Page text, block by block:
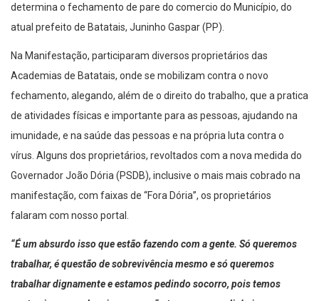
determina o fechamento de pare do comercio do Município, do
atual prefeito de Batatais, Juninho Gaspar (PP).
Na Manifestação, participaram diversos proprietários das
Academias de Batatais, onde se mobilizam contra o novo
fechamento, alegando, além de o direito do trabalho, que a pratica
de atividades físicas e importante para as pessoas, ajudando na
imunidade, e na saúde das pessoas e na própria luta contra o
vírus. Alguns dos proprietários, revoltados com a nova medida do
Governador João Dória (PSDB), inclusive o mais mais cobrado na
manifestação, com faixas de “Fora Dória”, os proprietários
falaram com nosso portal.
“É um absurdo isso que estão fazendo com a gente. Só queremos
trabalhar, é questão de sobrevivência mesmo e só queremos
trabalhar dignamente e estamos pedindo socorro, pois temos